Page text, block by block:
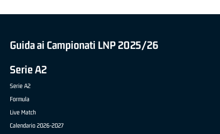
Guida ai Campionati LNP 2025/26
Serie A2
Serie A2
Formula
Live Match
Calendario 2026-2027